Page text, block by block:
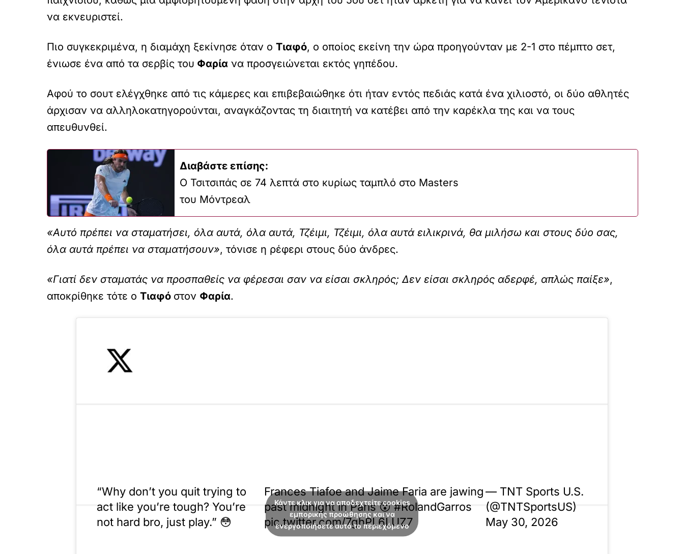
να εκνευριστεί.
Πιο συγκεκριμένα, η διαμάχη ξεκίνησε όταν ο Τιαφό, ο οποίος εκείνη την ώρα προηγούνταν με 2-1 στο πέμπτο σετ,
ένιωσε ένα από τα σερβίς του Φαρία να προσγειώνεται εκτός γηπέδου.
Αφού το σουτ ελέγχθηκε από τις κάμερες και επιβεβαιώθηκε ότι ήταν εντός πεδιάς κατά ένα χιλιοστό, οι δύο αθλητές
άρχισαν να αλληλοκατηγορούνται, αναγκάζοντας τη διαιτητή να κατέβει από την καρέκλα της και να τους
απευθυνθεί.
Διαβάστε επίσης:
Ο Τσιτσιπάς σε 74 λεπτά στο κυρίως ταμπλό στο Masters
του Μόντρεαλ
«Αυτό πρέπει να σταματήσει, όλα αυτά, όλα αυτά, Τζέιμι, Τζέιμι, όλα αυτά ειλικρινά, θα μιλήσω και στους δύο σας,
όλα αυτά πρέπει να σταματήσουν», τόνισε η ρέφερι στους δύο άνδρες.
«Γιατί δεν σταματάς να προσπαθείς να φέρεσαι σαν να είσαι σκληρός; Δεν είσαι σκληρός αδερφέ, απλώς παίξε»,
αποκρίθηκε τότε ο Τιαφό στον Φαρία.
“Why don’t you quit trying to
act like you’re tough? You’re
not hard bro, just play.” 😳
Frances Tiafoe and Jaime Faria are jawing
past midnight in Paris 😮 #RolandGarros
pic.twitter.com/7ghPL6LUZ7
— TNT Sports U.S.
(@TNTSportsUS)
May 30, 2026
Κάντε κλικ για να αποδεχτείτε cookies
εμπορικής προώθησης και να
ενεργοποιήσετε αυτό το περιεχόμενο